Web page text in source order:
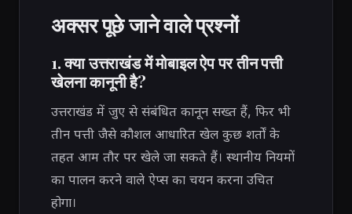
अक्सर पूछे जाने वाले प्रश्नों
1. क्या उत्तराखंड में मोबाइल ऐप पर तीन पत्ती
खेलना कानूनी है?
उत्तराखंड में जुए से संबंधित कानून सख्त हैं, फिर भी
तीन पत्ती जैसे कौशल आधारित खेल कुछ शर्तों के
तहत आम तौर पर खेले जा सकते हैं। स्थानीय नियमों
का पालन करने वाले ऐप्स का चयन करना उचित
होगा।